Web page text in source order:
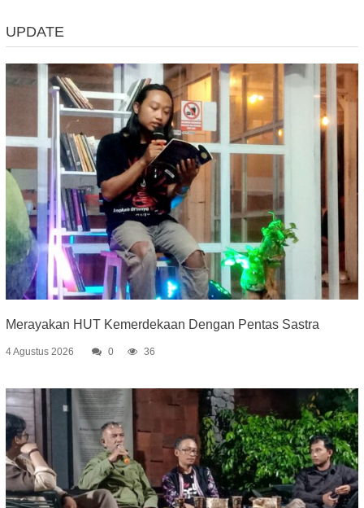
UPDATE
Merayakan HUT Kemerdekaan Dengan Pentas Sastra
4 Agustus 2026 0 36